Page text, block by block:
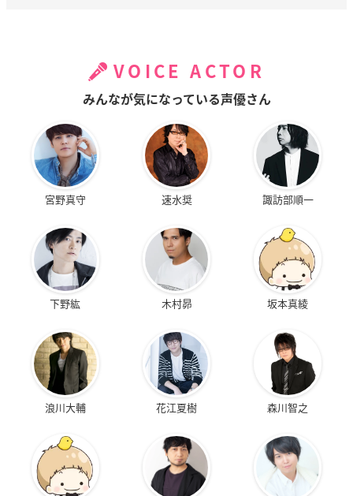
VOICE ACTOR
みんなが気になっている声優さん
宮野真守 速水奨 諏訪部順一
下野紘 木村昴 坂本真綾
浪川大輔 花江夏樹 森川智之